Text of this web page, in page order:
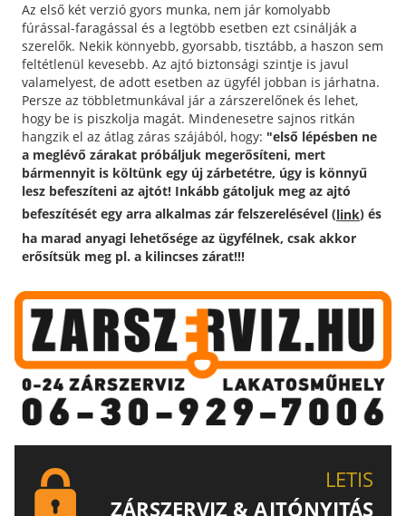
Az első két verzió gyors munka, nem jár komolyabb
fúrással-faragással és a legtöbb esetben ezt csinálják a
szerelők. Nekik könnyebb, gyorsabb, tisztább, a haszon sem
feltétlenül kevesebb. Az ajtó biztonsági szintje is javul
valamelyest, de adott esetben az ügyfél jobban is járhatna.
Persze az többletmunkával jár a zárszerelőnek és lehet,
hogy be is piszkolja magát. Mindenesetre sajnos ritkán
hangzik el az átlag záras szájából, hogy: "első lépésben ne
a meglévő zárakat próbáljuk megerősíteni, mert
bármennyit is költünk egy új zárbetétre, úgy is könnyű
lesz befeszíteni az ajtót! Inkább gátoljuk meg az ajtó
befeszítését egy arra alkalmas zár felszerelésével (link) és
ha marad anyagi lehetősége az ügyfélnek, csak akkor
erősítsük meg pl. a kilincses zárat!!!
LETIS
ZÁRSZERVIZ & AJTÓNYITÁS